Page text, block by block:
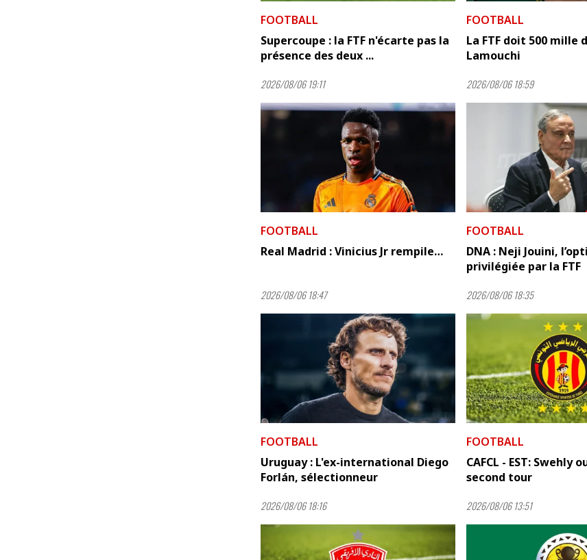
FOOTBALL
Supercoupe : la FTF n'écarte pas la
présence des deux ...
2026/08/06 19:11
FOOTBALL
La FTF doit 500 mille
Lamouchi
2026/08/06 18:59
FOOTBALL
Real Madrid : Vinicius Jr rempile…
2026/08/06 18:47
FOOTBALL
DNA : Neji Jouini,
privilégiée par la FTF
2026/08/06 18:35
FOOTBALL
Uruguay : L'ex-international Diego
Forlán, sélectionneur
2026/08/06 18:16
FOOTBALL
CAFCL - EST: Swehly
second tour
2026/08/06 13:51